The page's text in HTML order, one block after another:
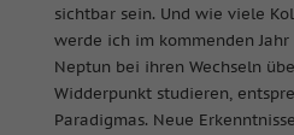
sichtbar sein. Und wie viele
werde ich im kommenden
Neptun bei ihren Wechseln
Widderpunkt studieren,
Paradigmas. Neue